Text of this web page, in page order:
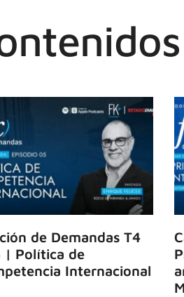
de Demandas T4
| Política de
Internacional